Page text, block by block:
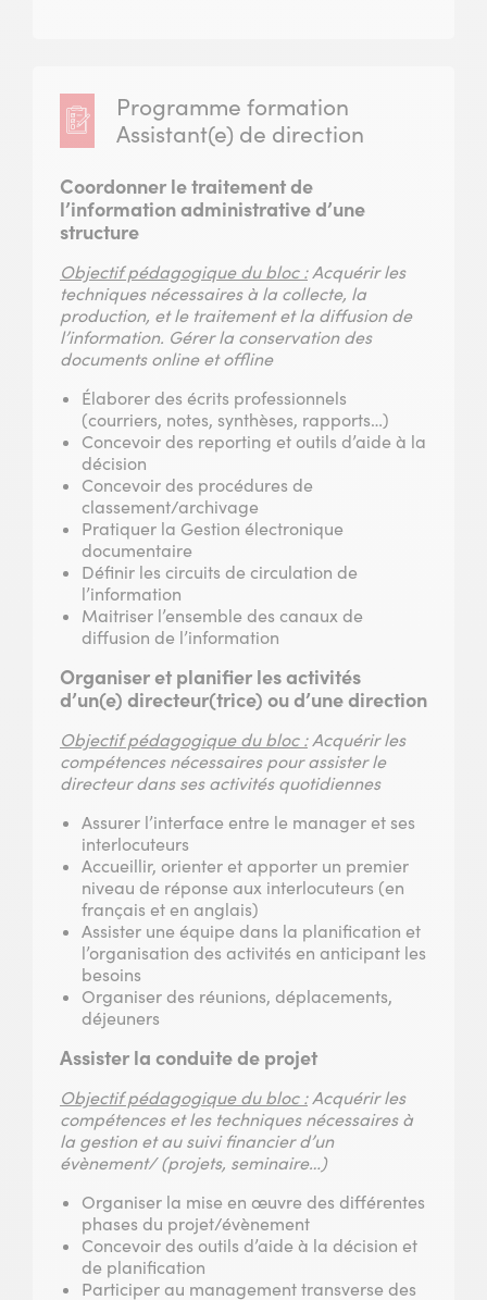
Programme formation
Assistant(e) de direction
Coordonner le traitement de
l’information administrative d’une
structure
Objectif pédagogique du bloc :Acquérir les
techniques nécessaires à la collecte, la
production, et le traitement et la diffusion de
l’information. Gérer la conservation des
documents online et offline
Élaborer des écrits professionnels
(courriers, notes, synthèses, rapports…)
Concevoir des reporting et outils d’aide à la
décision
Concevoir des procédures de
classement/archivage
Pratiquer la Gestion électronique
documentaire
Définir les circuits de circulation de
l’information
Maitriser l’ensemble des canaux de
diffusion de l’information
Organiser et planifier les activités
d’un(e) directeur(trice) ou d’une direction
Objectif pédagogique du bloc :Acquérir les
compétences nécessaires pour assister le
directeur dans ses activités quotidiennes
Assurer l’interface entre le manager et ses
interlocuteurs
Accueillir, orienter et apporter un premier
niveau de réponse aux interlocuteurs (en
français et en anglais)
Assister une équipe dans la planification et
l’organisation des activités en anticipant les
besoins
Organiser des réunions, déplacements,
déjeuners
Assister la conduite de projet
Objectif pédagogique du bloc :Acquérir les
compétences et les techniques nécessaires à
la gestion et au suivi financier d’un
évènement/ (projets, seminaire…)
Organiser la mise en œuvre des différentes
phases du projet/évènement
Concevoir des outils d’aide à la décision et
de planification
Participer au management transverse des